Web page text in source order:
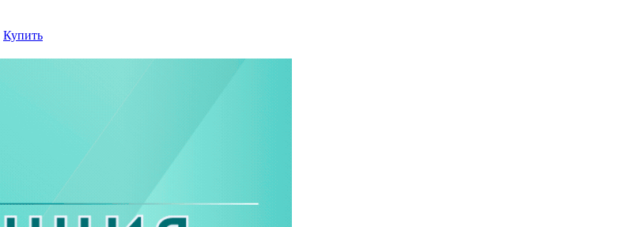
Купить